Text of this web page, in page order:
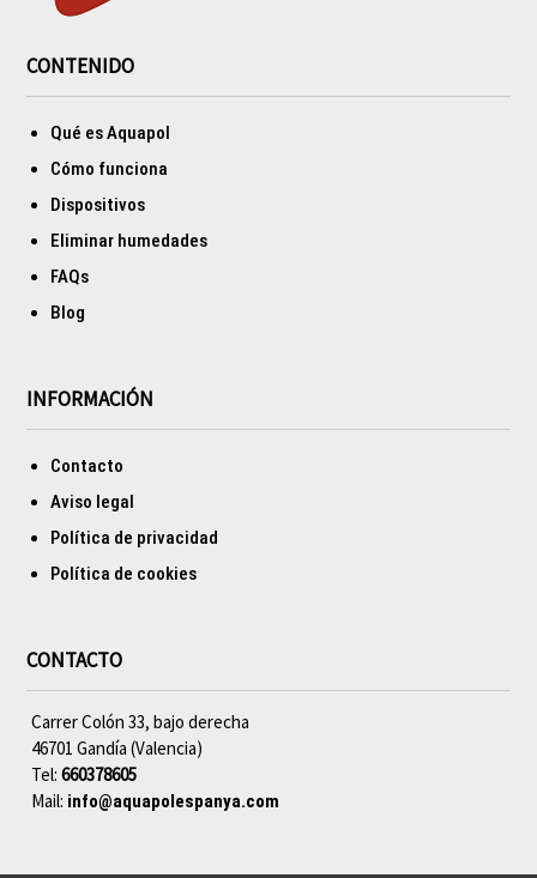
CONTENIDO
Qué es Aquapol
Cómo funciona
Dispositivos
Eliminar humedades
FAQs
Blog
INFORMACIÓN
Contacto
Aviso legal
Política de privacidad
Política de cookies
CONTACTO
Carrer Colón 33, bajo derecha
46701 Gandía (Valencia)
Tel:660378605
Mail: info@aquapolespanya.com